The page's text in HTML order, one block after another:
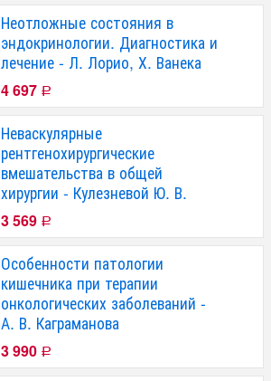
Неотложные состояния в
эндокринологии. Диагностика и
лечение - Л. Лорио, Х. Ванека
4 697 Р
Неваскулярные
рентгенохирургические
вмешательства в общей
хирургии - Кулезневой Ю. В.
3 569 Р
Особенности патологии
кишечника при терапии
онкологических заболеваний -
А. В. Каграманова
3 990 Р